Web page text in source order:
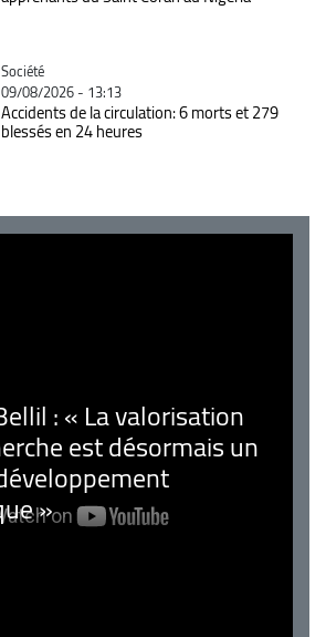
Catégorie
Société
09/08/2026 - 13:13
Accidents de la circulation: 6 morts et 279
blessés en 24 heures
: « La valorisation
est désormais un
»